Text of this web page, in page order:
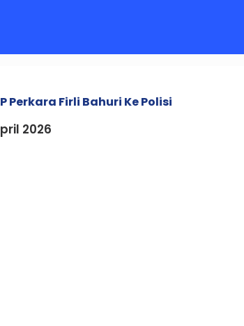
Perkara Firli Bahuri Ke Polisi
2026